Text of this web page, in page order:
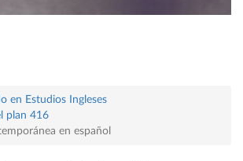
en Estudios Ingleses
plan 416
en español